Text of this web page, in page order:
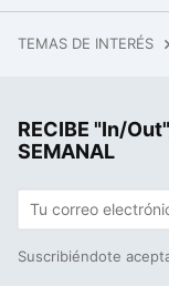
TEMAS DE INTERÉS
RECIBE "In/
SEMANAL
Suscribiéndote